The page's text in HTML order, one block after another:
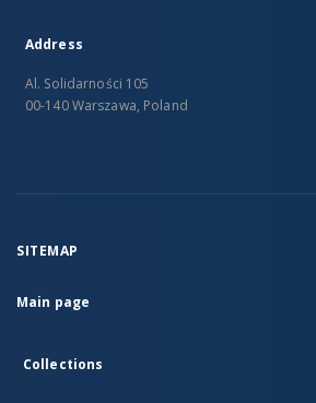
Address
Al. Solidarności 105
00-140 Warszawa, Poland
SITEMAP
Main page
Collections